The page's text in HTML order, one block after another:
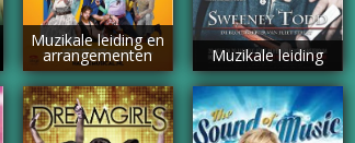
Muzikale leiding en
arrangementen Muzikale leiding